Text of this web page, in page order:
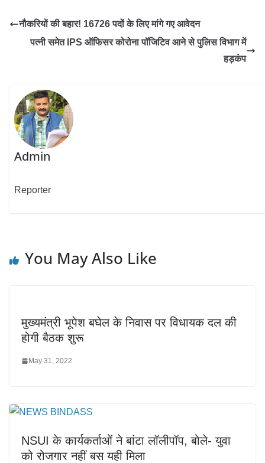
नौकरियों की बहार! 16726 पदों के लिए मांगे गए आवेदन
पत्नी समेत IPS ऑफिसर कोरोना पॉजिटिव आने से पुलिस विभाग में
हड़कंप
Admin
Reporter
You May Also Like
मुख्यमंत्री भूपेश बघेल के निवास पर विधायक दल की
होगी बैठक शुरू
May 31, 2022
NSUI के कार्यकर्ताओं ने बांटा लॉलीपॉप, बोले- युवा
को रोजगार नहीं बस यही मिला